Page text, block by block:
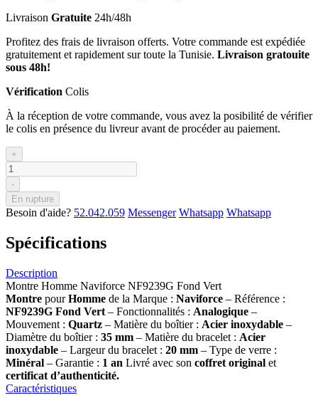
Livraison Gratuite 24h/48h
Profitez des frais de livraison offerts. Votre commande est expédiée
gratuitement et rapidement sur toute la Tunisie. Livraison gratouite
sous 48h!
Vérification Colis
À la réception de votre commande, vous avez la posibilité de vérifier
le colis en présence du livreur avant de procéder au paiement.
+
-
En rupture
Besoin d'aide? 52.042.059 Messenger Whatsapp Whatsapp
Spécifications
Description
Montre Homme Naviforce NF9239G Fond Vert
Montre pourHomme de la Marque : Naviforce – Référence :
NF9239G Fond Vert – Fonctionnalités : Analogique –
Mouvement : Quartz – Matière du boîtier : Acier inoxydable –
Diamètre du boîtier : 35 mm – Matière du bracelet : Acier
inoxydable – Largeur du bracelet : 20 mm – Type de verre :
Minéral – Garantie : 1 an Livré avec son coffret original et
certificat d’authenticité.
Caractéristiques